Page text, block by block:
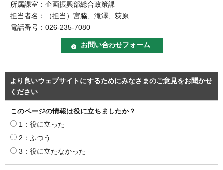
所属課室：企画振興部総合政策課
担当者名：（担当）宮脇、滝澤、荻原
電話番号：026-235-7080
より良いウェブサイトにするためにみなさまのご意見をお聞かせ
ください
このページの情報は役に立ちましたか？
1：役に立った
2：ふつう
3：役に立たなかった